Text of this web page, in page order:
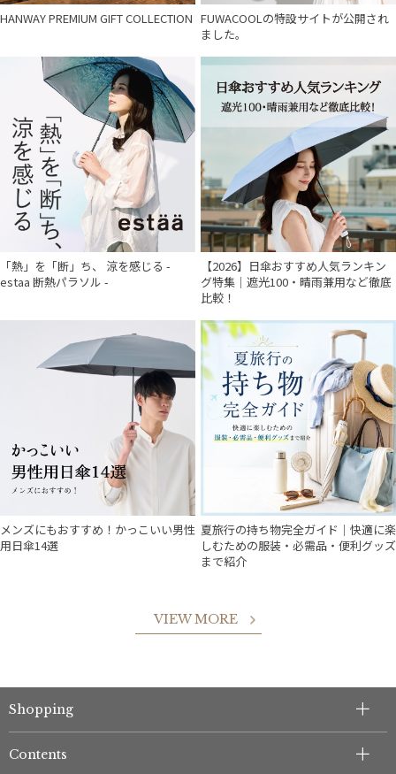
件
HANWAY PREMIUM GIFT COLLECTION FUWACOOLの特設サイトが公開され
ました。
「熱」を「断」ち、 涼を感じる -
estaa 断熱パラソル -
【2026】日傘おすすめ人気ランキン
グ特集｜遮光100・晴雨兼用など徹底
比較！
メンズにもおすすめ！かっこいい男性
用日傘14選
夏旅行の持ち物完全ガイド｜快適に楽
しむための服装・必需品・便利グッズ
まで紹介
VIEW MORE
Shopping
Contents